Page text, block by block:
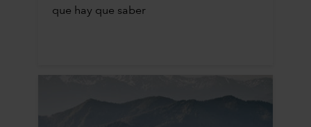
que hay que saber